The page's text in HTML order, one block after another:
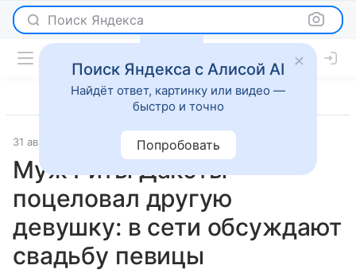
Поиск Яндекса
31 августа 2023 Светская жизнь
Муж Риты Дакоты
поцеловал другую
девушку: в сети обсуждают
свадьбу певицы
Поиск Яндекса с Алисой AI
Найдёт ответ, картинку или видео —
быстро и точно
Попробовать